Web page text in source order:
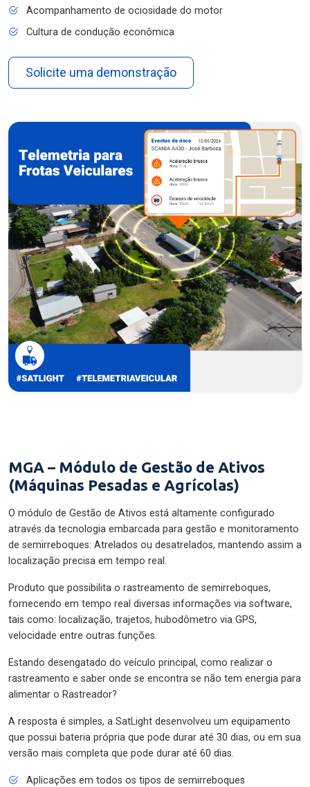
Acompanhamento de ociosidade do motor
Cultura de condução econômica
Solicite uma demonstração
MGA – Módulo de Gestão de Ativos
(Máquinas Pesadas e Agrícolas)
O módulo de Gestão de Ativos está altamente configurado
através da tecnologia embarcada para gestão e monitoramento
de semirreboques: Atrelados ou desatrelados, mantendo assim a
localização precisa em tempo real.
Produto que possibilita o rastreamento de semirreboques,
fornecendo em tempo real diversas informações via software,
tais como: localização, trajetos, hubodômetro via GPS,
velocidade entre outras funções.
Estando desengatado do veículo principal, como realizar o
rastreamento e saber onde se encontra se não tem energia para
alimentar o Rastreador?
A resposta é simples, a SatLight desenvolveu um equipamento
que possui bateria própria que pode durar até 30 dias, ou em sua
versão mais completa que pode durar até 60 dias.
Aplicações em todos os tipos de semirreboques